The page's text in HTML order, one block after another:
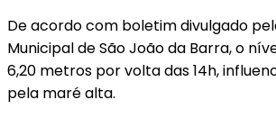
De acordo com boletim divulgado
Municipal de São João da Barra, o
6,20 metros por volta das 14h,
pela maré alta.